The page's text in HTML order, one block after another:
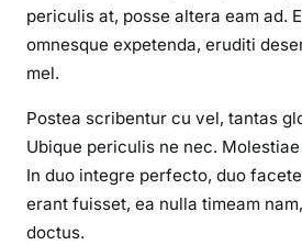
periculis at, posse altera eam ad.
omnesque expetenda, eruditi
mel.
Postea scribentur cu vel, tantas
Ubique periculis ne nec.
In duo integre perfecto, duo
erant fuisset, ea nulla timeam
doctus.